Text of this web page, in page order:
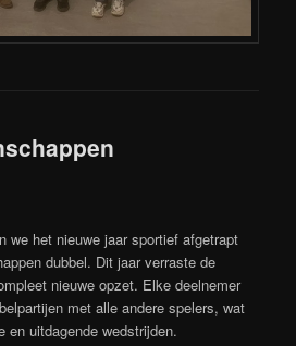
we het nieuwe jaar sportief afgetrapt
dubbel. Dit jaar verraste de
nieuwe opzet. Elke deelnemer
met alle andere spelers, wat
en uitdagende wedstrijden.